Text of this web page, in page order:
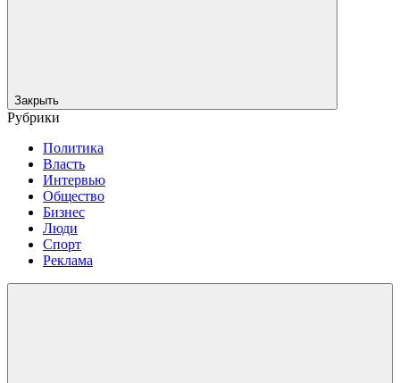
Закрыть
Рубрики
Политика
Власть
Интервью
Общество
Бизнес
Люди
Спорт
Реклама